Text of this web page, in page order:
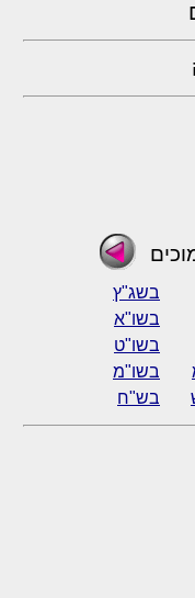
בשג"ץ
בשו"א
בשו"ט
בשו"מ
בש"ח